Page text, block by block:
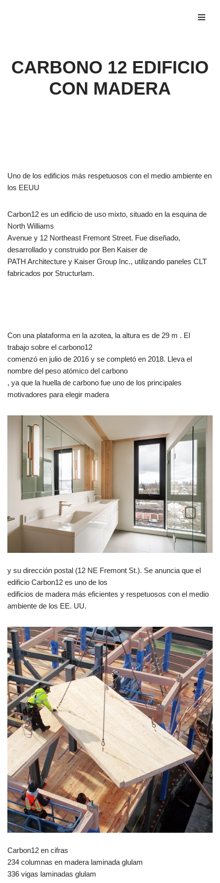
CARBONO 12 EDIFICIO
CON MADERA
Uno de los edificios más respetuosos con el medio ambiente en
los EEUU
Carbon12 es un edificio de uso mixto, situado en la esquina de
North Williams
Avenue y 12 Northeast Fremont Street. Fue diseñado,
desarrollado y construido por Ben Kaiser de
PATH Architecture y Kaiser Group Inc., utilizando paneles CLT
fabricados por Structurlam.
Con una plataforma en la azotea, la altura es de 29 m . El
trabajo sobre el carbono12
comenzó en julio de 2016 y se completó en 2018. Lleva el
nombre del peso atómico del carbono
, ya que la huella de carbono fue uno de los principales
motivadores para elegir madera
y su dirección postal (12 NE Fremont St.). Se anuncia que el
edificio Carbon12 es uno de los
edificios de madera más eficientes y respetuosos con el medio
ambiente de los EE. UU.
Carbon12 en cifras
234 columnas en madera laminada glulam
336 vigas laminadas glulam